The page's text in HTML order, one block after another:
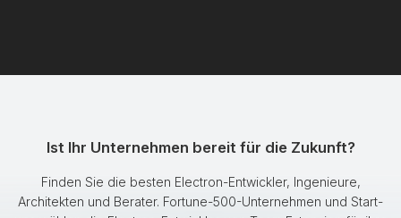
Ist Ihr Unternehmen bereit für die Zukunft?
Finden Sie die besten Electron-Entwickler, Ingenieure,
Architekten und Berater. Fortune-500-Unternehmen und Start-